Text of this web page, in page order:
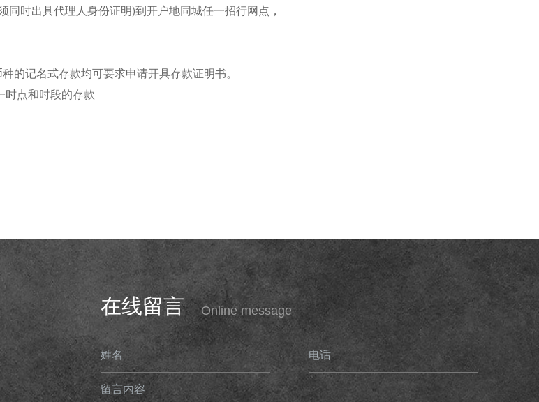
时出具代理人身份证明)到开户地同城任一招行网点，
的记名式存款均可要求申请开具存款证明书。
时点和时段的存款
在线留言 Online message
姓名 电话
留言内容